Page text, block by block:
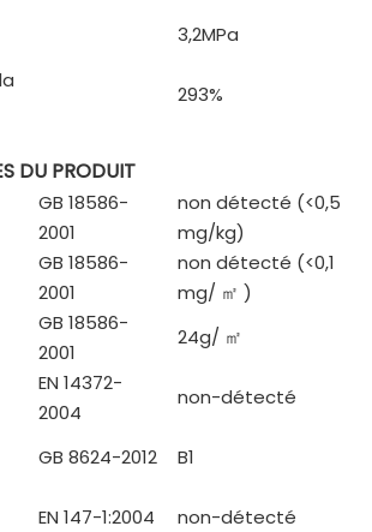
3,2MPa
293%
DU PRODUIT
GB 18586-
2001
non détecté (<0,5
mg/kg)
GB 18586-
2001
non détecté (<0,1
mg/ ㎡ )
GB 18586-
2001
24g/ ㎡
EN 14372-
2004
non-détecté
GB 8624-2012
B1
EN 147-1:2004 non-détecté